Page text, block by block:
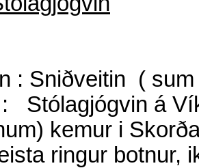
: Sniðveitin (
Stólagjógvin á
kemur i
ringur botnur,